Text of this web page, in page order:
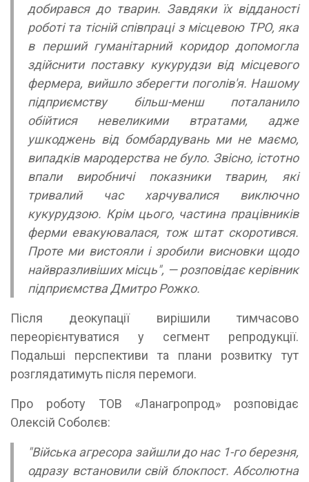
добирався до тварин. Завдяки їх відданості
роботі та тісній співпраці з місцевою ТРО, яка
в перший гуманітарний коридор допомогла
здійснити поставку кукурудзи від місцевого
фермера, вийшло зберегти поголів'я. Нашому
підприємству більш-менш поталанило
обійтися невеликими втратами, адже
ушкоджень від бомбардувань ми не маємо,
випадків мародерства не було. Звісно, істотно
впали виробничі показники тварин, які
тривалий час харчувалися виключно
кукурудзою. Крім цього, частина працівників
ферми евакуювалася, тож штат скоротився.
Проте ми вистояли і зробили висновки щодо
найвразливіших місць", —розповідає керівник
підприємства Дмитро Рожко.
Після деокупації вирішили тимчасово
переорієнтуватися у сегмент репродукції.
Подальші перспективи та плани розвитку тут
розглядатимуть після перемоги.
Про роботу ТОВ «Ланагропрод» розповідає
Олексій Соболєв:
"Війська агресора зайшли до нас 1-го березня,
одразу встановили свій блокпост. Абсолютна